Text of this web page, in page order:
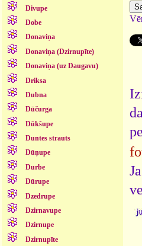
Divupe
Dobe
Donaviņa
Donaviņa (Dzirnupīte)
Donaviņa (uz Daugavu)
Driksa
Dubna
Dūčurga
Dūkšupe
Duntes strauts
Dūņupe
Durbe
Dūrupe
Dzedrupe
Dzirnavupe
Dzirnupe
Dzirnupīte